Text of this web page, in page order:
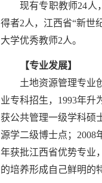
现有专职教师24人
得者2人，江西省“新世
大学优秀教师2人。
【专业发展】
土地资源管理专业
业专科招生，1993年升
获公共管理一级学科硕
源学二级博士点；2008
年获批江西省优势专业
的培养形成自己鲜明的